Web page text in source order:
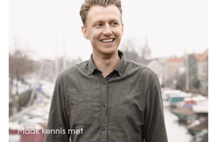
Maak kennis met